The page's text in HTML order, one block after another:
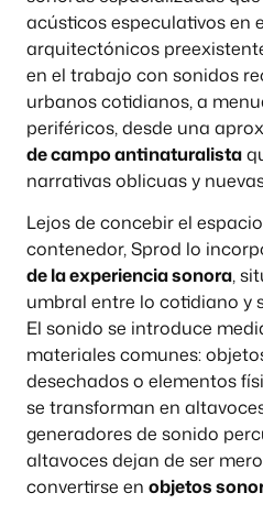
acústicos especulativos en
arquitectónicos
en el trabajo con sonidos
urbanos cotidianos, a
periféricos, desde una
de campo antinaturalista
narrativas oblicuas y
Lejos de concebir el
contenedor, Sprod lo
de la experiencia sonora,
umbral entre lo cotidiano y
El sonido se introduce
materiales comunes:
desechados o elementos
se transforman en
generadores de sonido
altavoces dejan de ser
convertirse en objetos